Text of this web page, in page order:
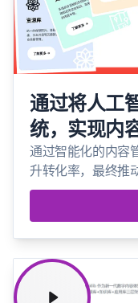
通过将人工
统，实现内
通过智能化的内容
升转化率，最终推